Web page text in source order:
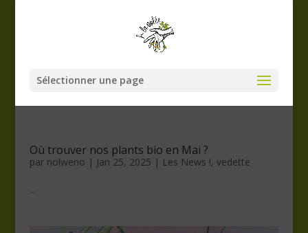
Sélectionner une page
Où trouver nos plants bio en Mai ?
par nolweno | Jan 25, 2025 | Les News !, vedette
...